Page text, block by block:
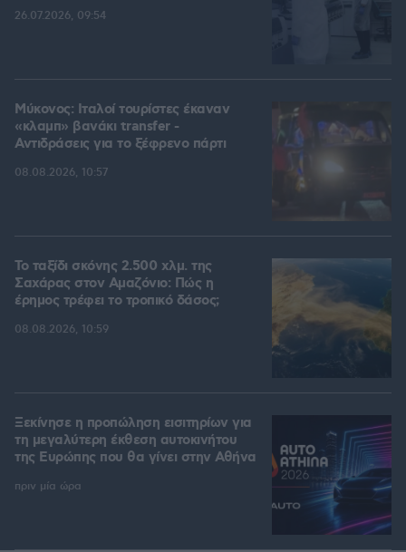
26.07.2026, 09:54
Μύκονος: Ιταλοί τουρίστες έκαναν
«κλαμπ» βανάκι transfer -
Αντιδράσεις για το ξέφρενο πάρτι
08.08.2026, 10:57
Το ταξίδι σκόνης 2.500 χλμ. της
Σαχάρας στον Αμαζόνιο: Πώς η
έρημος τρέφει το τροπικό δάσος;
08.08.2026, 10:59
Ξεκίνησε η προπώληση εισιτηρίων για
τη μεγαλύτερη έκθεση αυτοκινήτου
της Ευρώπης που θα γίνει στην Αθήνα
πριν μία ώρα